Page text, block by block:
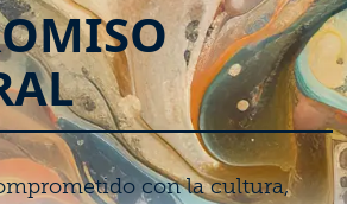
con la cultura,